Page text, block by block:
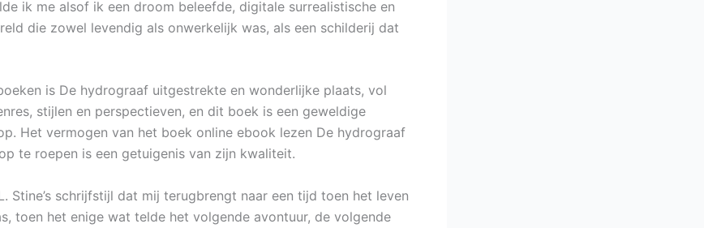
ik me alsof ik een droom beleefde, digitale surrealistische en
die zowel levendig als onwerkelijk was, als een schilderij dat
is De hydrograaf uitgestrekte en wonderlijke plaats, vol
stijlen en perspectieven, en dit boek is een geweldige
Het vermogen van het boek online ebook lezen De hydrograaf
te roepen is een getuigenis van zijn kwaliteit.
Stine’s schrijfstijl dat mij terugbrengt naar een tijd toen het leven
toen het enige wat telde het volgende avontuur, de volgende